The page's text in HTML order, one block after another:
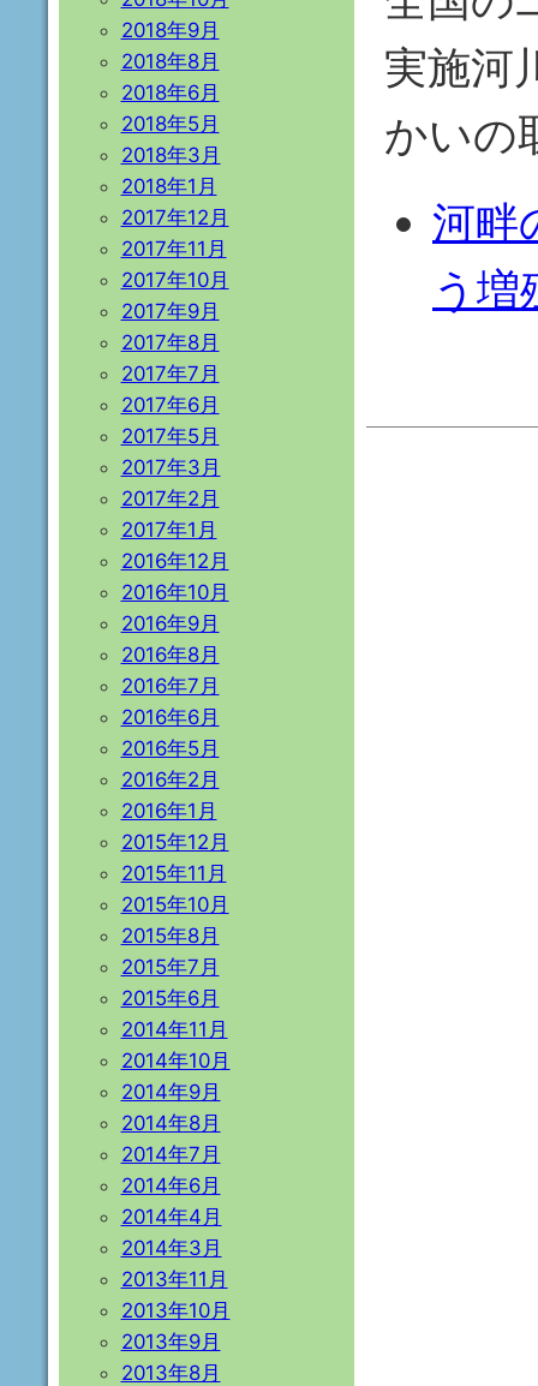
実施河
かいの
河畔
う増
2018年9月
2018年8月
2018年6月
2018年5月
2018年3月
2018年1月
2017年12月
2017年11月
2017年10月
2017年9月
2017年8月
2017年7月
2017年6月
2017年5月
2017年3月
2017年2月
2017年1月
2016年12月
2016年10月
2016年9月
2016年8月
2016年7月
2016年6月
2016年5月
2016年2月
2016年1月
2015年12月
2015年11月
2015年10月
2015年8月
2015年7月
2015年6月
2014年11月
2014年10月
2014年9月
2014年8月
2014年7月
2014年6月
2014年4月
2014年3月
2013年11月
2013年10月
2013年9月
2013年8月